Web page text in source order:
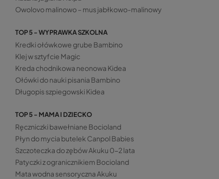
Owolovo malinowo – mus jabłkowo-malinowy
TOP 5 - WYPRAWKA SZKOLNA
Kredki ołówkowe grube Bambino
Klej w sztyfcie Magic
Kreda chodnikowa neonowa Kidea
Ołówki do nauki pisania Bambino
Długopis szpiegowski Kidea
TOP 5 - MAMA I DZIECKO
Ręczniczki bawełniane Bocioland
Płyn do mycia butelek Canpol Babies
Szczoteczka do zębów Akuku 0-2 lata
Patyczki z ogranicznikiem Bocioland
Mata wodna sensoryczna Akuku